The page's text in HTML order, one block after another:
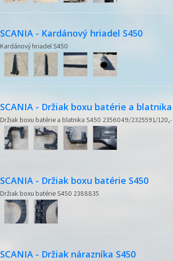
SCANIA - Kardánový hriadel S450
Kardánový hriadel S450
SCANIA - Držiak boxu batérie a blatnika
Držiak boxu batérie a blatnika S450 2356049/2325591/
SCANIA - Držiak boxu batérie S450
Držiak boxu batérie S450 2388835
SCANIA - Držiak nárazníka S450